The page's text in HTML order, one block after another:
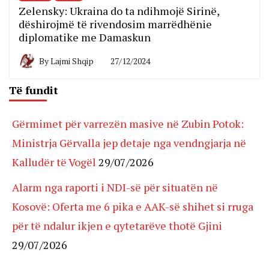
Zelensky: Ukraina do ta ndihmojë Sirinë,
dëshirojmë të rivendosim marrëdhënie
diplomatike me Damaskun
ByLajmi Shqip 27/12/2024
Të fundit
Gërmimet për varrezën masive në Zubin Potok:
Ministrja Gërvalla jep detaje nga vendngjarja në
Kalludër të Vogël 29/07/2026
Alarm nga raporti i NDI-së për situatën në
Kosovë: Oferta me 6 pika e AAK-së shihet si rruga
për të ndalur ikjen e qytetarëve thotë Gjini
29/07/2026